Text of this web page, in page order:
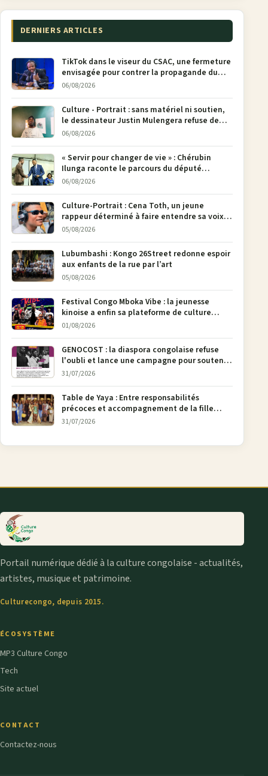
DERNIERS ARTICLES
TikTok dans le viseur du CSAC, une fermeture
envisagée pour contrer la propagande du
M23
06/08/2026
Culture - Portrait : sans matériel ni soutien,
le dessinateur Justin Mulengera refuse de
poser son crayon
06/08/2026
« Servir pour changer de vie » : Chérubin
Ilunga raconte le parcours du député
national Jethro Muyombi Tshimbu en 137
06/08/2026
Culture-Portrait : Cena Toth, un jeune
rappeur déterminé à faire entendre sa voix à
Bunia
05/08/2026
Lubumbashi : Kongo 26Street redonne espoir
aux enfants de la rue par l’art
05/08/2026
Festival Congo Mboka Vibe : la jeunesse
kinoise a enfin sa plateforme de culture
urbaine
01/08/2026
GENOCOST : la diaspora congolaise refuse
l'oubli et lance une campagne pour soutenir
la pétition FONAREV depuis Bruxelles
31/07/2026
Table de Yaya : Entre responsabilités
précoces et accompagnement de la fille
aînée, la diaspora en débat
31/07/2026
Portail numérique dédié à la culture congolaise - actualités,
artistes, musique et patrimoine.
Culturecongo, depuis 2015.
ÉCOSYSTÈME
MP3 Culture Congo
Tech
Site actuel
CONTACT
Contactez-nous